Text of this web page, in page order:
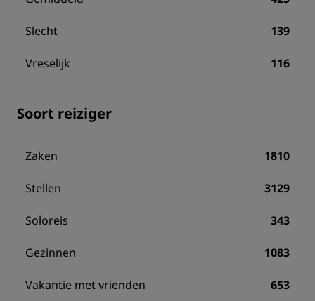
Slecht 139
Vreselijk 116
Soort reiziger
Zaken 1810
Stellen 3129
Soloreis 343
Gezinnen 1083
Vakantie met vrienden 653